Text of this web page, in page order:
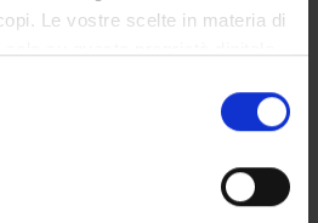
Le vostre scelte in materia di
consenso in qualsiasi
sui cookie o facendo clic
FORMAZIONE SUPERIORE